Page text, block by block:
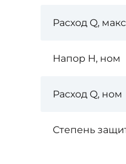
Расход Q, макс
Напор H, ном
Расход Q, ном
Степень